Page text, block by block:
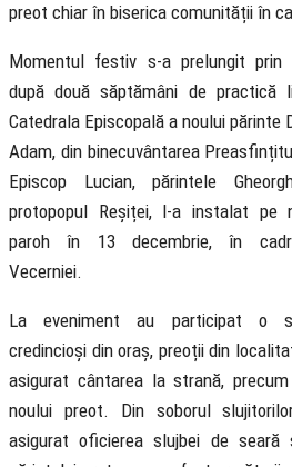
preot chiar în biserica comunității în
Momentul festiv s-a prelungit prin
după două săptămâni de practică
Catedrala Episcopală a noului părinte
Adam, din binecuvântarea
Episcop Lucian, părintele
protopopul Reșiței, l-a instalat pe
paroh în 13 decembrie, în
Vecerniei.
La eveniment au participat o
credincioși din oraș, preoții din
asigurat cântarea la strană,
noului preot. Din soborul
asigurat oficierea slujbei de seară